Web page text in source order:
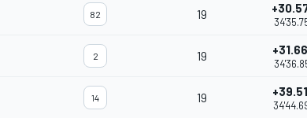
82 19
2 19
14 19